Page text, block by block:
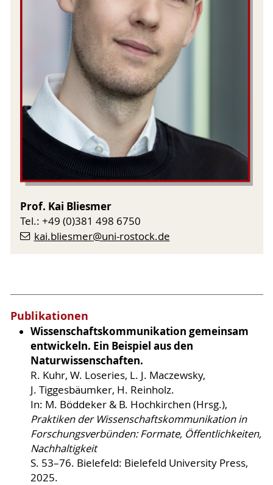
Prof. Kai Bliesmer
Tel.: +49 (0)381 498 6750
kai.bliesmer@uni-rostock.de
Publikationen
Wissenschaftskommunikation gemeinsam
entwickeln. Ein Beispiel aus den
Naturwissenschaften.
R. Kuhr, W. Loseries, L. J. Maczewsky,
J. Tiggesbäumker, H. Reinholz.
In: M. Böddeker & B. Hochkirchen (Hrsg.),
Praktiken der Wissenschaftskommunikation in
Forschungsverbünden: Formate, Öffentlichkeiten,
Nachhaltigkeit
S. 53–76. Bielefeld: Bielefeld University Press,
2025.